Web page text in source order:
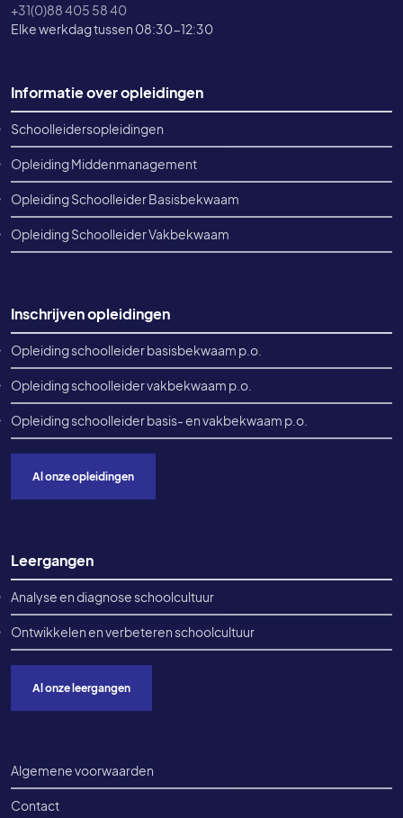
+31(0)88 405 58 40
Elke werkdag tussen 08:30-12:30
Footer informatie
Informatie over opleidingen
Schoolleidersopleidingen
Opleiding Middenmanagement
Opleiding Schoolleider Basisbekwaam
Opleiding Schoolleider Vakbekwaam
Leergangen
Analyse en diagnose schoolcultuur
Ontwikkelen en verbeteren schoolcultuur
Al onze leergangen
Inschrijven opleidingen
Opleiding schoolleider basisbekwaam p.o.
Opleiding schoolleider vakbekwaam p.o.
Opleiding schoolleider basis- en vakbekwaam p.o.
Al onze opleidingen
Voet onderkant
Algemene voorwaarden
Contact